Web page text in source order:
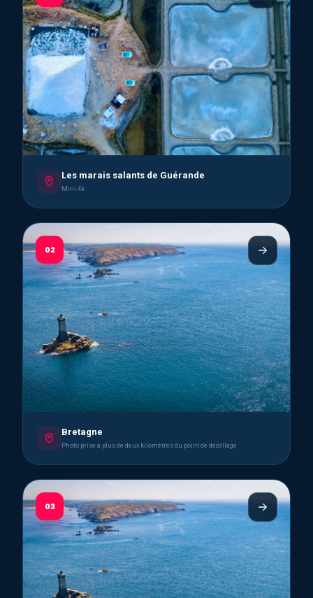
Les marais salants de Guérande
Mini 4k
02
Bretagne
Photo prise à plus de deux kilomètres du point de décollage
03